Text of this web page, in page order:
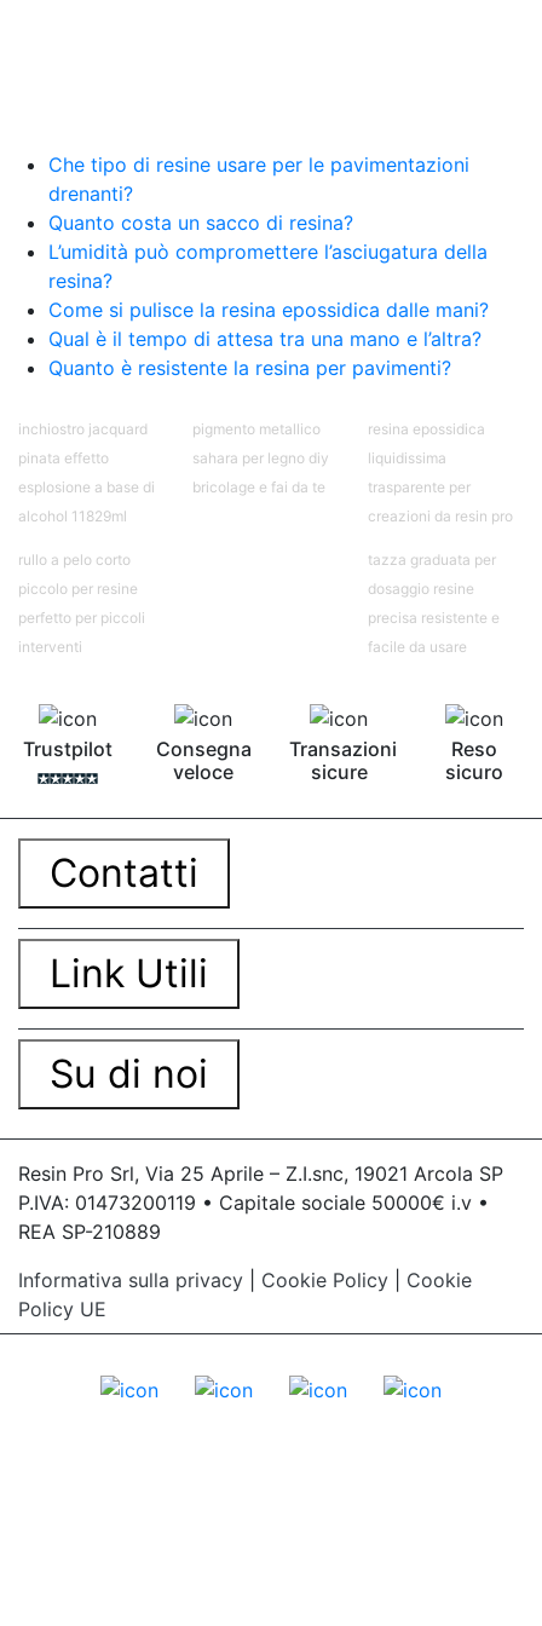
bicomponente plastica Bicomponente
trasparente Pasta bicomponente per metalli
Epossidica bicomponente Bicomponente
epossidico Colle bicomponenti Epossidica
significato Epossidico significato Polietilene telo
Smalto epossidico Colla epossidica legno Colla
epossidica per plastica Collanti epossidici Colla
bicomponente per plastica Cariche per Epossidici
Cariche Epossidiche Adesivo bicomponente
Applicazioni di Epossidici Colle epossidiche
Mastice epossidico Adesivo epossidico
bicomponente Malta epossidica Colla
bicomponente Pavimento epossidico pro e
Che tipo di resine usare per le pavimentazioni
drenanti?
Quanto costa un sacco di resina?
L’umidità può compromettere l’asciugatura della
resina?
Come si pulisce la resina epossidica dalle mani?
Qual è il tempo di attesa tra una mano e l’altra?
Quanto è resistente la resina per pavimenti?
inchiostro jacquard
pinata effetto
esplosione a base di
alcohol 11829ml
pigmento metallico
sahara per legno diy
bricolage e fai da te
resina epossidica
liquidissima
trasparente per
creazioni da resin pro
rullo a pelo corto
piccolo per resine
perfetto per piccoli
interventi
tazza graduata per
dosaggio resine
precisa resistente e
facile da usare
Trustpilot
Consegna
veloce
Transazioni
sicure
Reso
sicuro
Contatti
Link Utili
Su di noi
Resin Pro Srl, Via 25 Aprile – Z.I.snc, 19021 Arcola SP
P.IVA: 01473200119 • Capitale sociale 50000€ i.v •
REA SP-210889
Informativa sulla privacy
Cookie Policy
Cookie
Policy UE